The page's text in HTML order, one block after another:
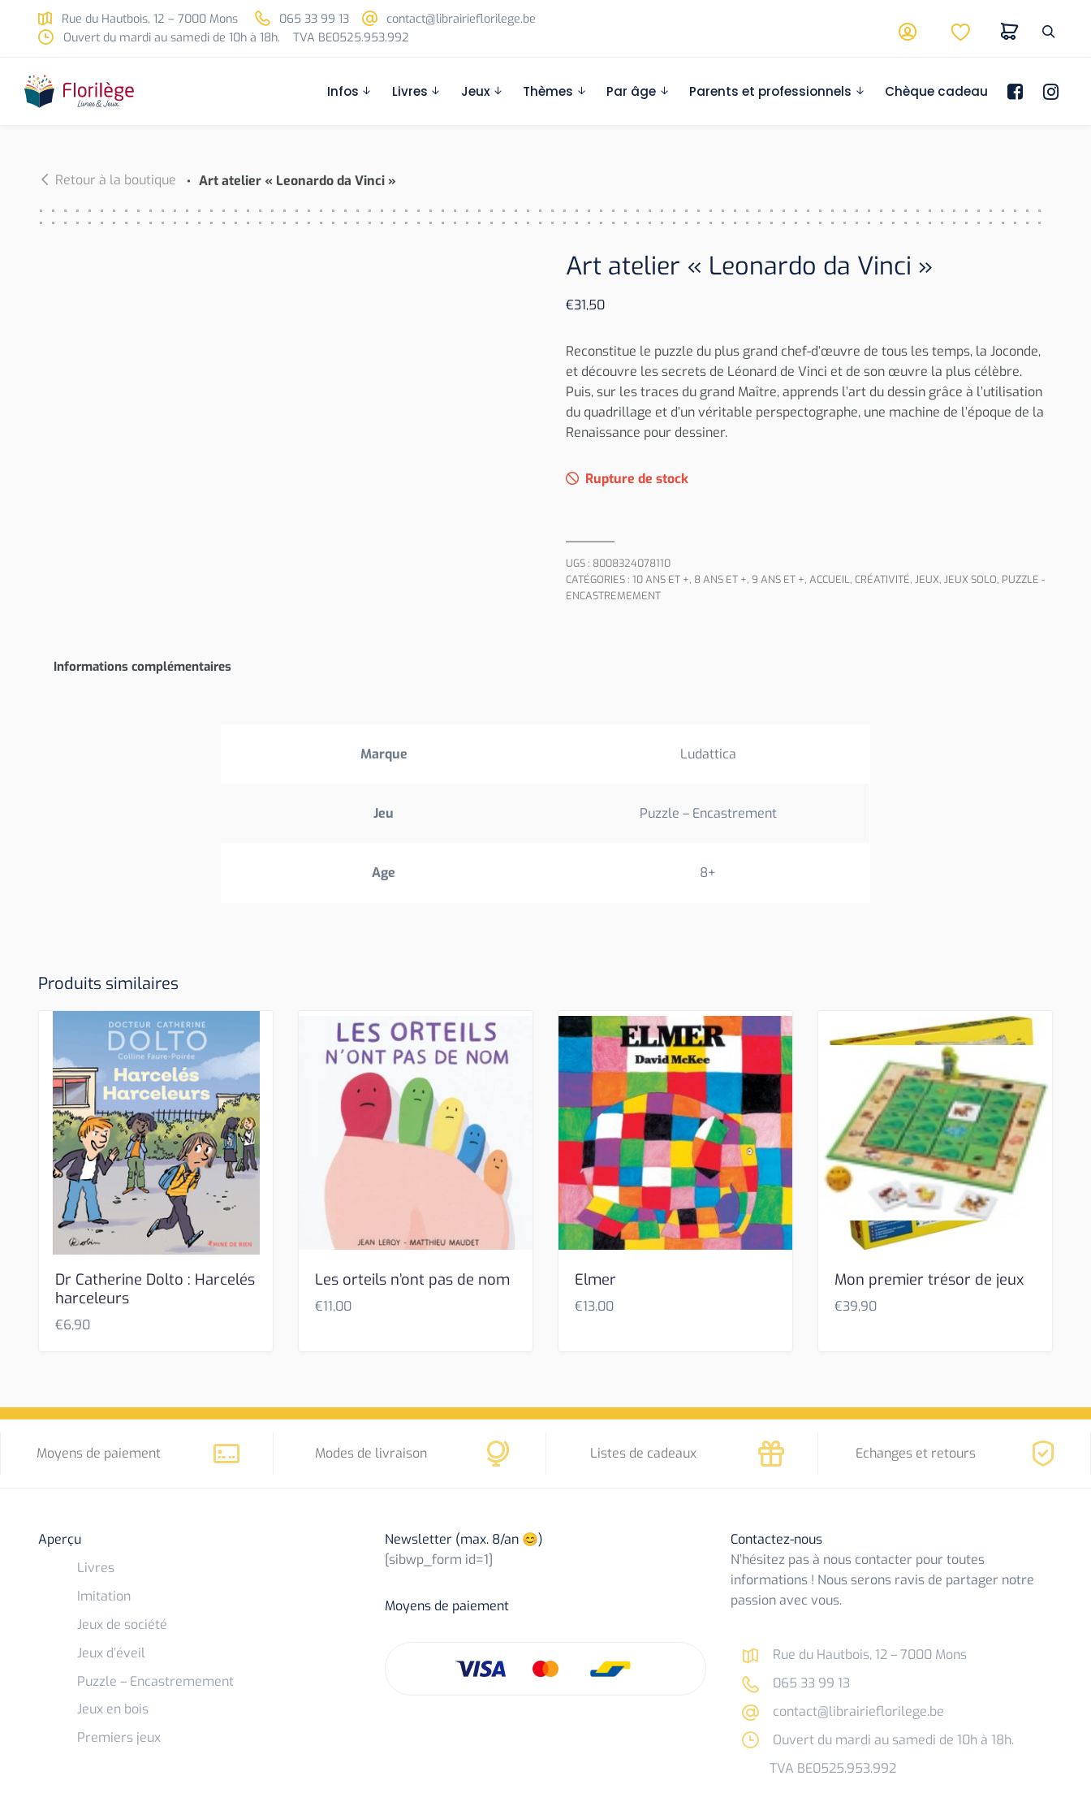
Skip to main content
Rue du Hautbois, 12 – 7000 Mons 065 33 99 13
contact@librairieflorilege.be
Ouvert du mardi au samedi de 10h à 18h.
TVA BE0525.953.992
Infos Livres Jeux Thèmes Par âge Parents et professionnels Chèque cadeau
Retour à la boutique Art atelier « Leonardo da Vinci »
Art atelier « Leonardo da Vinci »
€31,50
Reconstitue le puzzle du plus grand chef-d’œuvre de tous les temps, la Joconde,
et découvre les secrets de Léonard de Vinci et de son œuvre la plus célèbre.
Puis, sur les traces du grand Maître, apprends l’art du dessin grâce à l’utilisation
du quadrillage et d’un véritable perspectographe, une machine de l’époque de la
Renaissance pour dessiner.
Rupture de stock
UGS : 8008324078110
CATÉGORIES : 10 ANS ET +, 8 ANS ET +, 9 ANS ET +, ACCUEIL, CRÉATIVITÉ, JEUX, JEUX SOLO, PUZZLE -
ENCASTREMEMENT
Informations complémentaires
Marque Ludattica
Jeu Puzzle – Encastrement
Age 8+
Produits similaires
Dr Catherine Dolto : Harcelés
harceleurs
€6,90
Les orteils n’ont pas de nom
€11,00
Elmer
€13,00
Mon premier trésor de jeux
€39,90
Moyens de paiement Modes de livraison Listes de cadeaux Echanges et retours
Aperçu
Livres
Imitation
Jeux de société
Jeux d’éveil
Puzzle – Encastremement
Jeux en bois
Premiers jeux
Newsletter (max. 8/an 😊)
[sibwp_form id=1]
Moyens de paiement
Contactez-nous
N’hésitez pas à nous contacter pour toutes
informations ! Nous serons ravis de partager notre
passion avec vous.
Rue du Hautbois, 12 – 7000 Mons
065 33 99 13
contact@librairieflorilege.be
Ouvert du mardi au samedi de 10h à 18h.
TVA BE0525.953.992